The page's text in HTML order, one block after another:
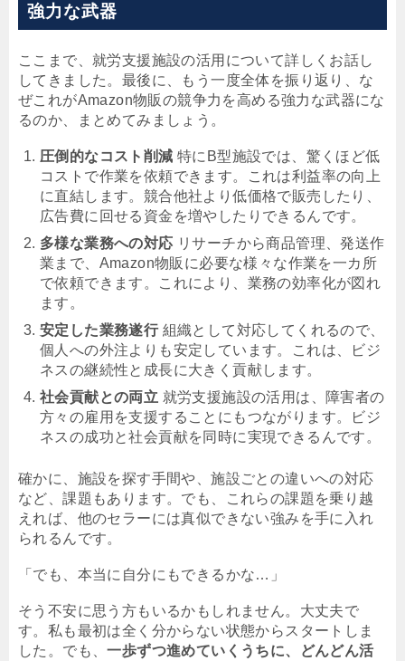
強力な武器
ここまで、就労支援施設の活用について詳しくお話し
してきました。最後に、もう一度全体を振り返り、な
ぜこれがAmazon物販の競争力を高める強力な武器にな
るのか、まとめてみましょう。
圧倒的なコスト削減 特にB型施設では、驚くほど低
コストで作業を依頼できます。これは利益率の向上
に直結します。競合他社より低価格で販売したり、
広告費に回せる資金を増やしたりできるんです。
多様な業務への対応 リサーチから商品管理、発送作
業まで、Amazon物販に必要な様々な作業を一カ所
で依頼できます。これにより、業務の効率化が図れ
ます。
安定した業務遂行組織として対応してくれるので、
個人への外注よりも安定しています。これは、ビジ
ネスの継続性と成長に大きく貢献します。
社会貢献との両立 就労支援施設の活用は、障害者の
方々の雇用を支援することにもつながります。ビジ
ネスの成功と社会貢献を同時に実現できるんです。
確かに、施設を探す手間や、施設ごとの違いへの対応
など、課題もあります。でも、これらの課題を乗り越
えれば、他のセラーには真似できない強みを手に入れ
られるんです。
「でも、本当に自分にもできるかな…」
そう不安に思う方もいるかもしれません。大丈夫で
す。私も最初は全く分からない状態からスタートしま
した。でも、一歩ずつ進めていくうちに、どんどん活